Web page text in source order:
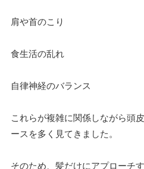
肩や首のこり
食生活の乱れ
自律神経のバランス
これらが複雑に関係しながら頭
ースを多く見てきました。
そのため、髪だけにアプローチ